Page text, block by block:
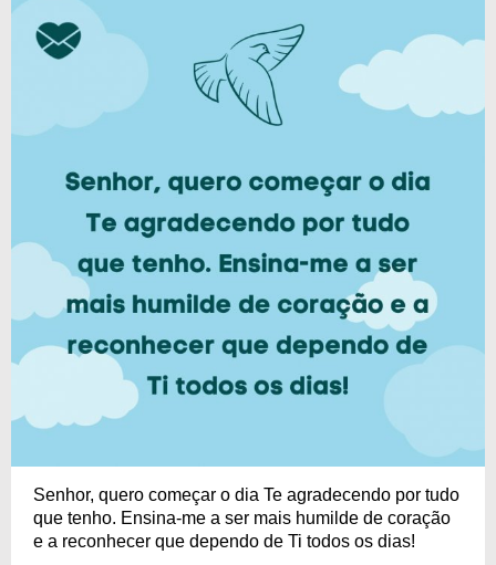
Senhor, quero começar o dia Te agradecendo por tudo
que tenho. Ensina-me a ser mais humilde de coração
e a reconhecer que dependo de Ti todos os dias!